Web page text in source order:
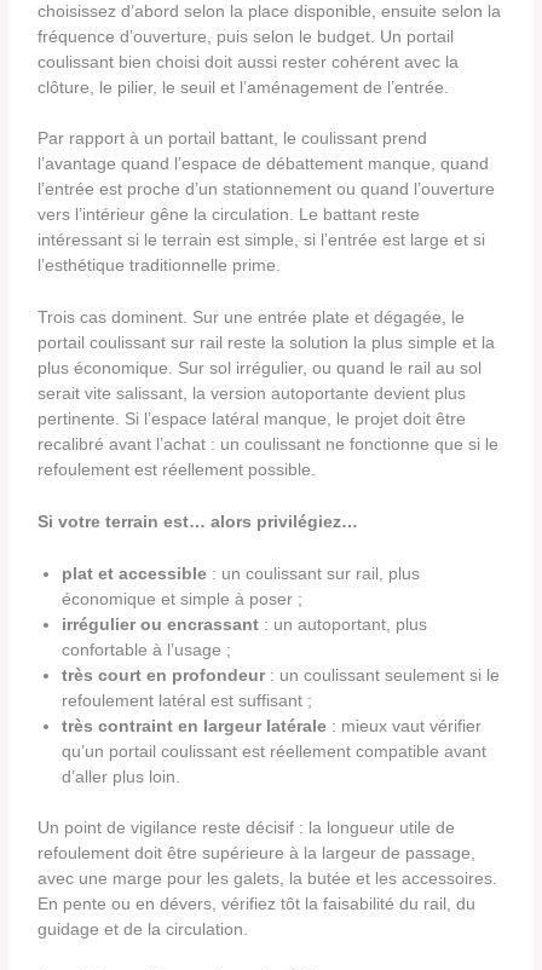
choisissez d’abord selon la place disponible, ensuite selon la
fréquence d’ouverture, puis selon le budget. Un portail
coulissant bien choisi doit aussi rester cohérent avec la
clôture, le pilier, le seuil et l’aménagement de l’entrée.
Par rapport à un portail battant, le coulissant prend
l’avantage quand l’espace de débattement manque, quand
l’entrée est proche d’un stationnement ou quand l’ouverture
vers l’intérieur gêne la circulation. Le battant reste
intéressant si le terrain est simple, si l’entrée est large et si
l’esthétique traditionnelle prime.
Trois cas dominent. Sur une entrée plate et dégagée, le
portail coulissant sur rail reste la solution la plus simple et la
plus économique. Sur sol irrégulier, ou quand le rail au sol
serait vite salissant, la version autoportante devient plus
pertinente. Si l’espace latéral manque, le projet doit être
recalibré avant l’achat : un coulissant ne fonctionne que si le
refoulement est réellement possible.
Si votre terrain est… alors privilégiez…
plat et accessible : un coulissant sur rail, plus
économique et simple à poser ;
irrégulier ou encrassant : un autoportant, plus
confortable à l’usage ;
très court en profondeur: un coulissant seulement si le
refoulement latéral est suffisant ;
très contraint en largeur latérale : mieux vaut vérifier
qu’un portail coulissant est réellement compatible avant
d’aller plus loin.
Un point de vigilance reste décisif : la longueur utile de
refoulement doit être supérieure à la largeur de passage,
avec une marge pour les galets, la butée et les accessoires.
En pente ou en dévers, vérifiez tôt la faisabilité du rail, du
guidage et de la circulation.